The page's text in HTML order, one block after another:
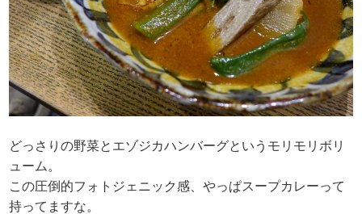
どっさりの野菜とエゾジカハンバーグというモリモリボリ
ューム。
この圧倒的フォトジェニック感、やっぱスープカレーって
持ってますな。